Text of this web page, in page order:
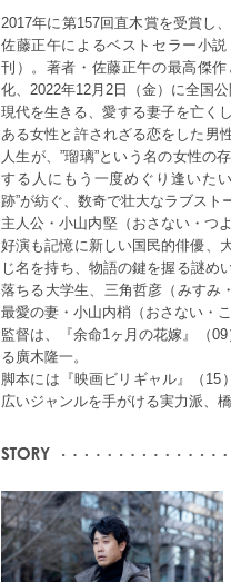
2017年に第157回直木賞を受賞し
佐藤正午によるベストセラー小
刊）。著者・佐藤正午の最高傑
化、2022年12月2日（金）に全国公
現代を生きる、愛する妻子を亡く
ある女性と許されざる恋をした男
人生が、”瑠璃”という名の女性の
する人にもう一度めぐり逢いた
跡”が紡ぐ、数奇で壮大なラブスト
主人公・小山内堅（おさない・つ
好演も記憶に新しい国民的俳優、
じ名を持ち、物語の鍵を握る謎め
落ちる大学生、三角哲彦（みすみ
最愛の妻・小山内梢（おさない・
監督は、『余命1ヶ月の花嫁』（
る廣木隆一。
脚本には『映画ビリギャル』（15
広いジャンルを手がける実力派、